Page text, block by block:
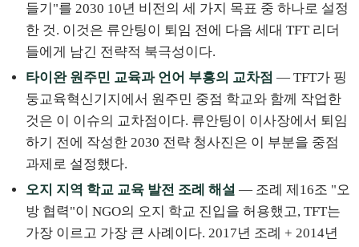
들기"를 2030 10년 비전의 세 가지 목표 중 하나로 설정
한 것. 이것은 류안팅이 퇴임 전에 다음 세대 TFT 리더
들에게 남긴 전략적 북극성이다.
타이완 원주민 교육과 언어 부흥의 교차점 — TFT가 핑
둥교육혁신기지에서 원주민 중점 학교와 함께 작업한
것은 이 이슈의 교차점이다. 류안팅이 이사장에서 퇴임
하기 전에 작성한 2030 전략 청사진은 이 부분을 중점
과제로 설정했다.
오지 지역 학교 교육 발전 조례 해설 — 조례 제16조 "오
방 협력"이 NGO의 오지 학교 진입을 허용했고, TFT는
가장 이르고 가장 큰 사례이다. 2017년 조례 + 2014년